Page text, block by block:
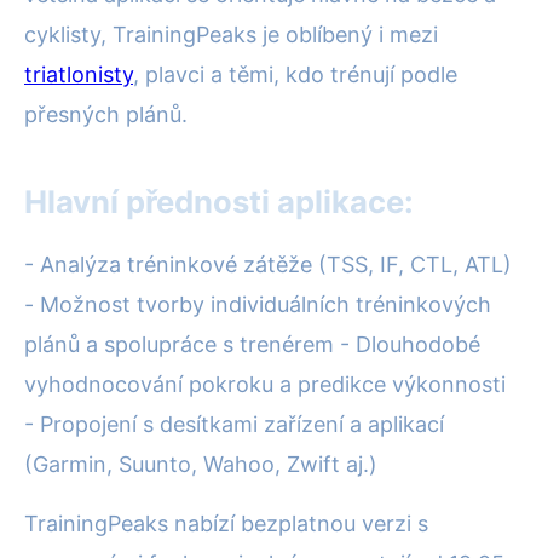
cyklisty, TrainingPeaks je oblíbený i mezi
triatlonisty, plavci a těmi, kdo trénují podle
přesných plánů.
Hlavní přednosti aplikace:
- Analýza tréninkové zátěže (TSS, IF, CTL, ATL)
- Možnost tvorby individuálních tréninkových
plánů a spolupráce s trenérem - Dlouhodobé
vyhodnocování pokroku a predikce výkonnosti
- Propojení s desítkami zařízení a aplikací
(Garmin, Suunto, Wahoo, Zwift aj.)
TrainingPeaks nabízí bezplatnou verzi s